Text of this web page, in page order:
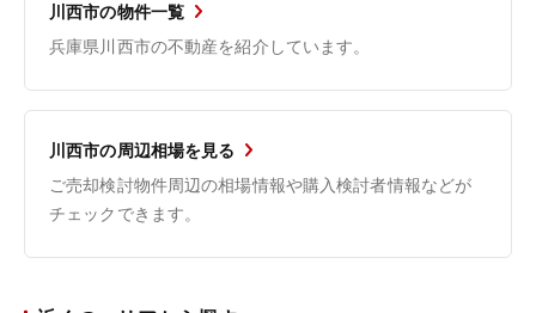
川西市の物件一覧
兵庫県川西市の不動産を紹介しています。
川西市の周辺相場を見る
ご売却検討物件周辺の相場情報や購入検討者情報などが
チェックできます。